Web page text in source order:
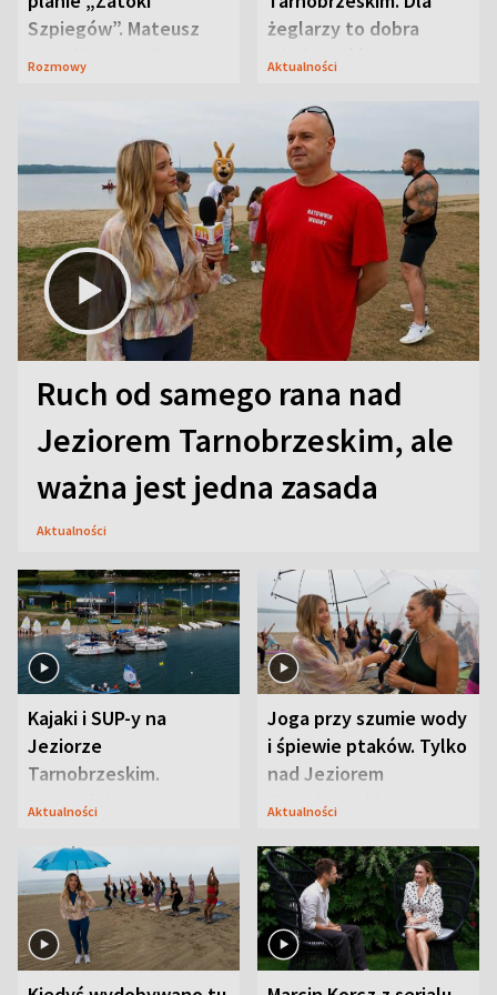
Szpiegów”. Mateusz
Janicki odsłonił
Rozmowy
żeglarzy to dobra
wiadomość
Aktualności
Ruch od samego rana nad
Jeziorem Tarnobrzeskim, ale
ważna jest jedna zasada
Aktualności
Kajaki i SUP-y na
Jeziorze
Tarnobrzeskim.
Przyrodnicy zwracają
Aktualności
Joga przy szumie wody
i śpiewie ptaków. Tylko
nad Jeziorem
Tarnobrzeskim
Aktualności